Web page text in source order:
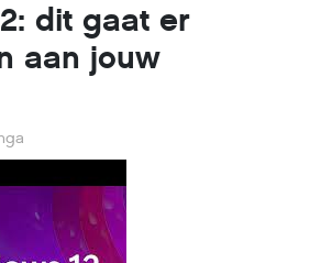
dit gaat er
aan jouw